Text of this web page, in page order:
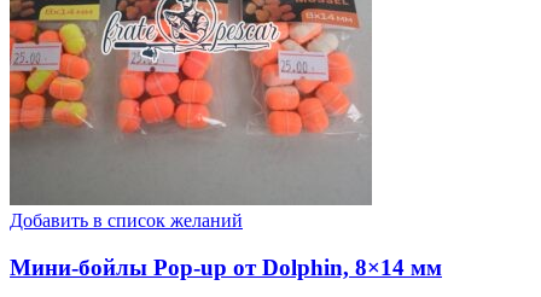
Добавить в список желаний
Мини-бойлы Pop-up от Dolphin, 8×14 мм